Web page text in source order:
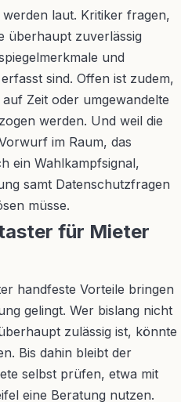
laut. Kritiker fragen,
überhaupt zuverlässig
und
sind. Offen ist zudem,
Zeit oder umgewandelte
werden. Und weil die
im Raum, das
ein Wahlkampfsignal,
samt Datenschutzfragen
müsse.
für Mieter
handfeste Vorteile bringen
gelingt. Wer bislang nicht
zulässig ist, könnte
Bis dahin bleibt der
selbst prüfen, etwa mit
eine Beratung nutzen.